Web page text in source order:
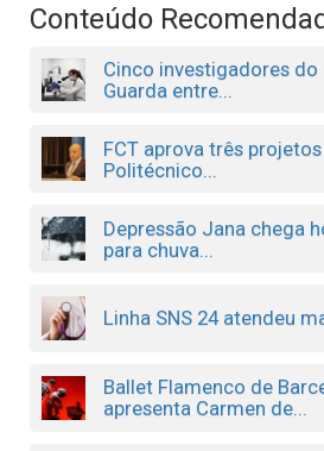
Conteúdo
Cinco investigadores
Guarda entre...
FCT aprova três
Politécnico...
Depressão Jana chega
para chuva...
Linha SNS 24 atendeu
Ballet Flamenco de
apresenta Carmen de...